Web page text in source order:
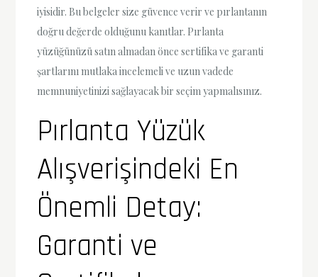
iyisidir. Bu belgeler size güvence verir ve pırlantanın
doğru değerde olduğunu kanıtlar. Pırlanta
yüzüğünüzü satın almadan önce sertifika ve garanti
şartlarını mutlaka incelemeli ve uzun vadede
memnuniyetinizi sağlayacak bir seçim yapmalısınız.
Pırlanta Yüzük
Alışverişindeki En
Önemli Detay:
Garanti ve